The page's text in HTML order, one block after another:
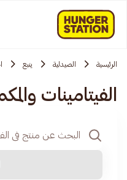
الرئيسية الصيدلية ينبع
الفيتامينات